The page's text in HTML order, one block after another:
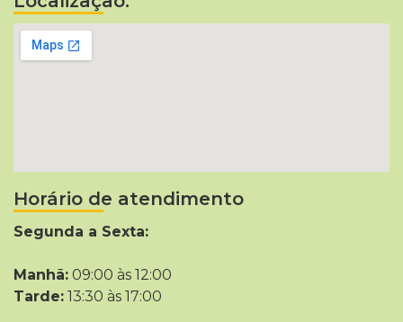
Horário de atendimento
Segunda a Sexta:
Manhã: 09:00 às 12:00
Tarde: 13:30 às 17:00